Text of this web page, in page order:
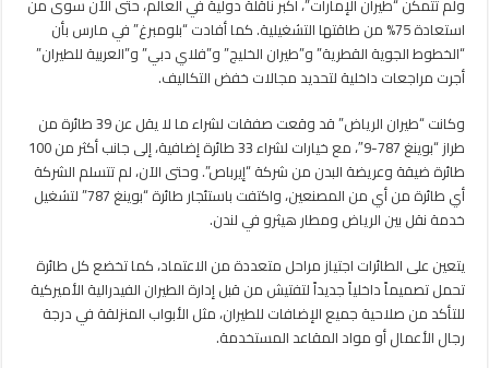
استعادة 75% من طاقتها التشغيلية. كما أفادت “بلومبرغ” في مارس بأن
“الخطوط الجوية القطرية” و”طيران الخليج” و”فلاي دبي” و”العربية للطيران”
أجرت مراجعات داخلية لتحديد مجالات خفض التكاليف.
وكانت “طيران الرياض” قد وقعت صفقات لشراء ما لا يقل عن 39 طائرة من
طراز “بوينغ 787-9″، مع خيارات لشراء 33 طائرة إضافية، إلى جانب أكثر من 100
طائرة ضيقة وعريضة البدن من شركة “إيرباص”. وحتى الآن، لم تتسلم الشركة
أي طائرة من أي من المصنعين، واكتفت باستئجار طائرة “بوينغ 787” لتشغيل
خدمة نقل بين الرياض ومطار هيثرو في لندن.
يتعين على الطائرات اجتياز مراحل متعددة من الاعتماد، كما تخضع كل طائرة
تحمل تصميماً داخلياً جديداً لتفتيش من قبل إدارة الطيران الفيدرالية الأميركية
للتأكد من صلاحية جميع الإضافات للطيران، مثل الأبواب المنزلقة في درجة
رجال الأعمال أو مواد المقاعد المستخدمة.